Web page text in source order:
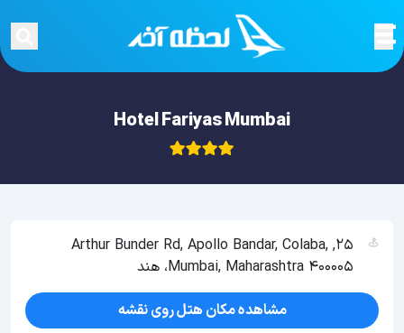
Hotel Fariyas Mumbai
25, Arthur Bunder Rd, Apollo Bandar, Colaba,
Mumbai, Maharashtra 400005، هند
مشاهده مکان هتل روی نقشه